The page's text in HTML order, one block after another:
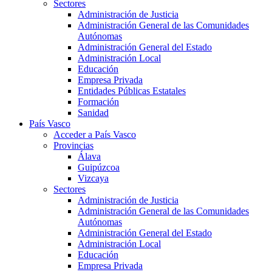
Sectores
Administración de Justicia
Administración General de las Comunidades
Autónomas
Administración General del Estado
Administración Local
Educación
Empresa Privada
Entidades Públicas Estatales
Formación
Sanidad
País Vasco
Acceder a País Vasco
Provincias
Álava
Guipúzcoa
Vizcaya
Sectores
Administración de Justicia
Administración General de las Comunidades
Autónomas
Administración General del Estado
Administración Local
Educación
Empresa Privada